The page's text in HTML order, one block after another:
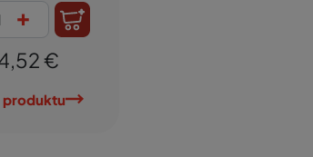
+
€
produktu